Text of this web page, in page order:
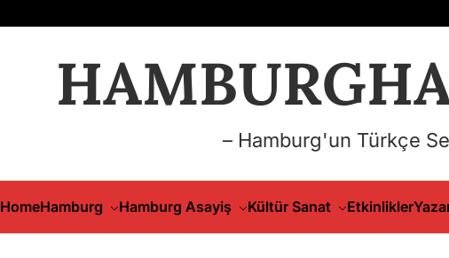
– Hamburg'un Türkçe
HomeHamburg Hamburg Asayiş Kültür Sanat Etkinlikler